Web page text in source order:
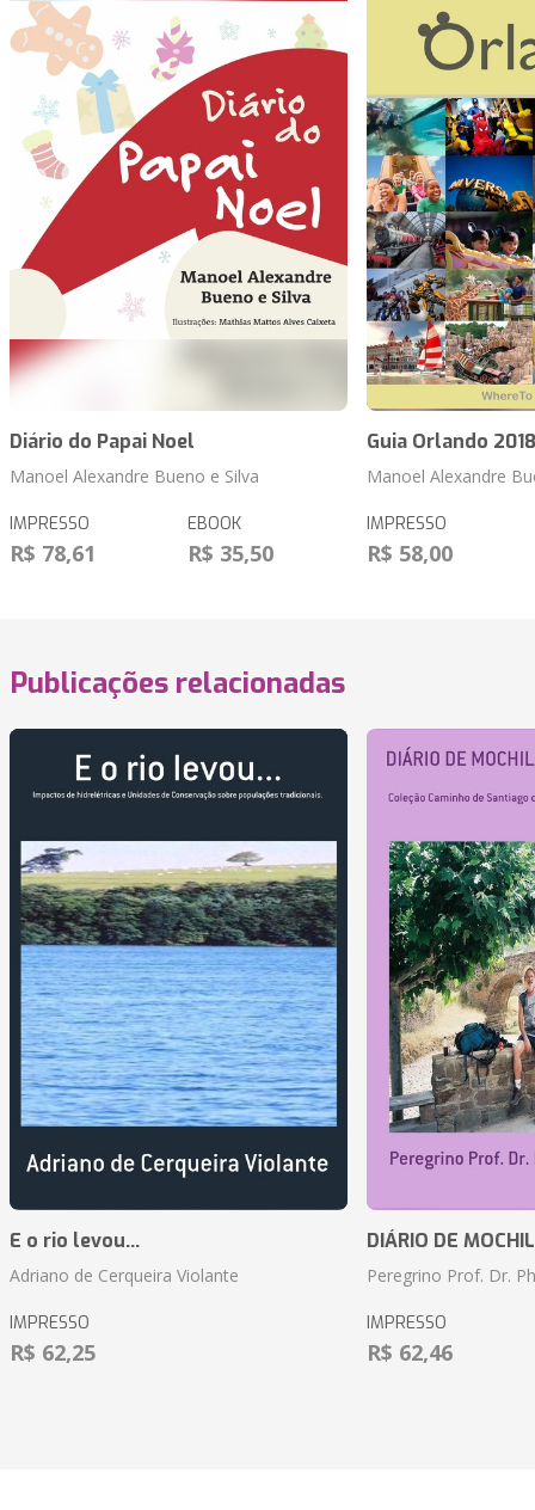
Diário do Papai Noel
Manoel Alexandre Bueno e Silva
IMPRESSO
R$ 78,61
EBOOK
R$ 35,50
Guia Orlando
Manoel Alexandre
IMPRESSO
R$ 58,00
Publicações relacionadas
E o rio levou...
Adriano de Cerqueira Violante
IMPRESSO
R$ 62,25
DIÁRIO DE
Peregrino Prof. Dr.
IMPRESSO
R$ 62,46